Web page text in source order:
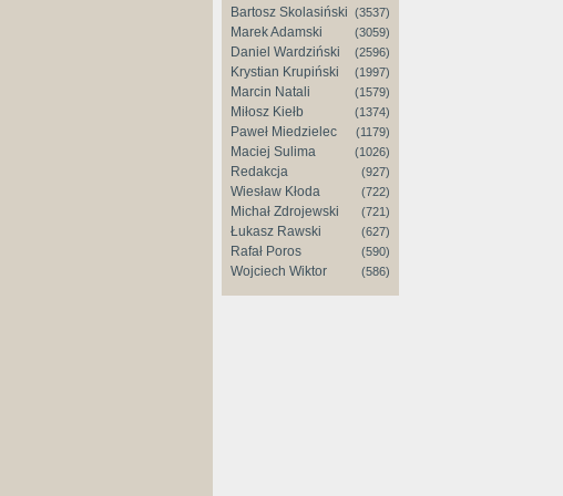
Bartosz Skolasiński (3537)
Marek Adamski (3059)
Daniel Wardziński (2596)
Krystian Krupiński (1997)
Marcin Natali (1579)
Miłosz Kiełb (1374)
Paweł Miedzielec (1179)
Maciej Sulima (1026)
Redakcja (927)
Wiesław Kłoda (722)
Michał Zdrojewski (721)
Łukasz Rawski (627)
Rafał Poros (590)
Wojciech Wiktor (586)